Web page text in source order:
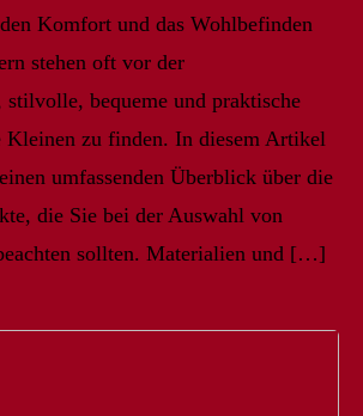
Komfort und das Wohlbefinden
stehen oft vor der
stilvolle, bequeme und praktische
zu finden. In diesem Artikel
umfassenden Überblick über die
die Sie bei der Auswahl von
sollten. Materialien und […]